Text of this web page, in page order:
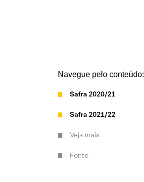
Navegue pelo conteúdo:
Safra 2020/21
Safra 2021/22
Veja mais
Fonte